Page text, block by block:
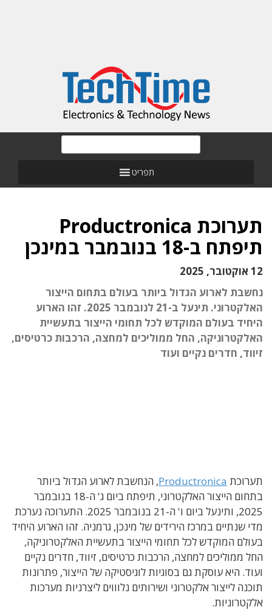
תפריט
תערוכת Productronica
תיפתח ב-18 בנובמבר במינכן
12 אוקטובר, 2025
נחשבת לארוע הגדול ביותר בעולם בתחום הייצור
האלקטרוני. תינעל ב-21 לנובמבר 2025. זהו הארוע
היחיד בעולם המוקדש לכל תחומי הייצור בתעשיית
האלקטרוניקה, החל ממוליכים למחצה, הרכבות כרטיסים,
זיווד, חדרים נקיים ועוד
תערוכת Productronica, הנחשבת לארוע הגדול ביותר
בתחום הייצור האלקטרוני, תיפתח ביום ג' ה-18 בנובמבר
2025, ותינעל ביום ו' ה-21 בנובמבר 2025. התערוכה נערכת
מדי שנתיים במרכז הירידים של מינכן, גרמניה. זהו הארוע היחיד
בעולם המוקדש לכל תחומי הייצור בתעשיית האלקטרוניקה,
החל ממוליכים למחצה, הרכבות כרטיסים, זיווד, חדרים נקיים
ועוד. היא עוסקת גם בסוגיות לוגיסטיקה של הייצור, פתרונות
תוכנה לייצור אלקטרוני ושירותים נלוווים ליצרניות מערכות
אלקטרוניות.